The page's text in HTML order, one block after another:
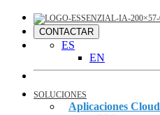
CONTACTAR
ES
EN
SOLUCIONES
Aplicaciones Cloud